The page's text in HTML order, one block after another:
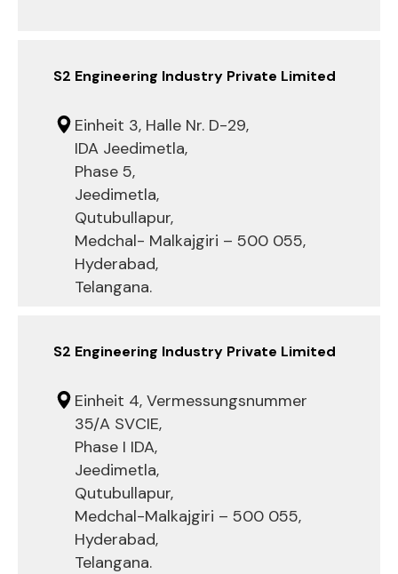
S2 Engineering Industry Private Limited
Einheit 3, Halle Nr. D-29,
IDA Jeedimetla,
Phase 5,
Jeedimetla,
Qutubullapur,
Medchal- Malkajgiri – 500 055,
Hyderabad,
Telangana.
S2 Engineering Industry Private Limited
Einheit 4, Vermessungsnummer
35/A SVCIE,
Phase I IDA,
Jeedimetla,
Qutubullapur,
Medchal-Malkajgiri – 500 055,
Hyderabad,
Telangana.